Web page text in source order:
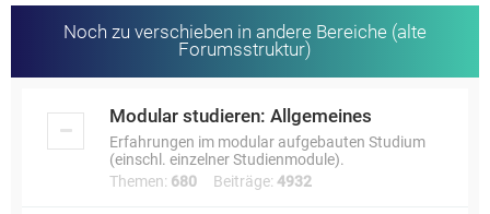
Noch zu verschieben in andere Bereiche (alte
Forumsstruktur)
Modular studieren: Allgemeines
Erfahrungen im modular aufgebauten Studium
(einschl. einzelner Studienmodule).
Themen: 680 Beiträge: 4932